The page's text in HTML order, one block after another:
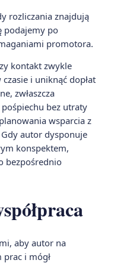
rozliczania znajdują
podajemy po
promotora.
kontakt zwykle
czasie i uniknąć dopłat
zwłaszcza
bez utraty
wsparcia z
autor dysponuje
konspektem,
bezpośrednio
aby autor na
prac i mógł